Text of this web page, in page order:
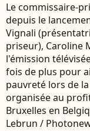
Le commissaire-
depuis le
Vignali
priseur), Caroline
l'émission
fois de plus pour
pauvreté lors de
organisée au
Bruxelles en
Lebrun /